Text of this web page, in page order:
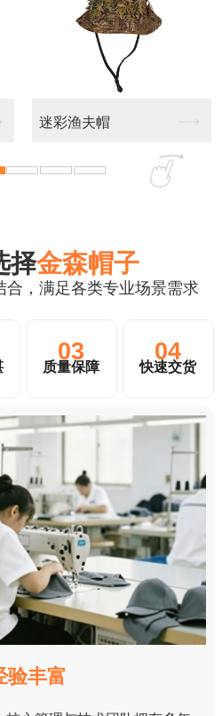
休闲帽订做
择金森帽子
合，满足各类专业场景需求
03
质量保障
04
快速交货
验丰富